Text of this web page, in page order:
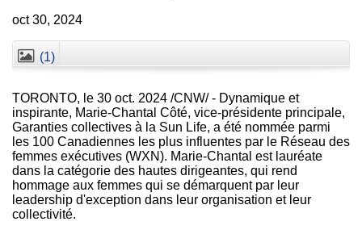
oct 30, 2024
(1)
TORONTO, le 30 oct. 2024 /CNW/ - Dynamique et
inspirante, Marie-Chantal Côté, vice-présidente principale,
Garanties collectives à la Sun Life, a été nommée parmi
les 100 Canadiennes les plus influentes par le Réseau des
femmes exécutives (WXN). Marie-Chantal est lauréate
dans la catégorie des hautes dirigeantes, qui rend
hommage aux femmes qui se démarquent par leur
leadership d'exception dans leur organisation et leur
collectivité.